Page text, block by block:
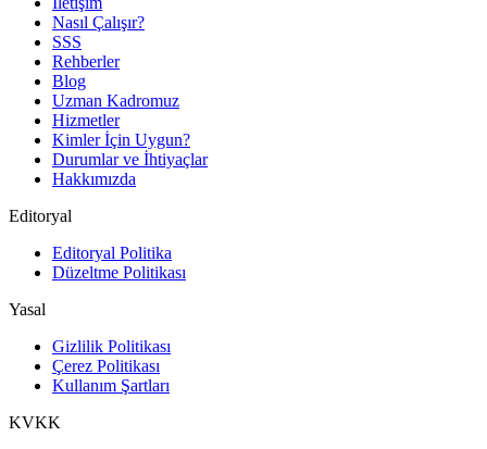
Nasıl Çalışır?
SSS
Rehberler
Blog
Uzman Kadromuz
Hizmetler
Kimler İçin Uygun?
Durumlar ve İhtiyaçlar
Hakkımızda
Editoryal
Editoryal Politika
Düzeltme Politikası
Yasal
Gizlilik Politikası
Çerez Politikası
Kullanım Şartları
KVKK